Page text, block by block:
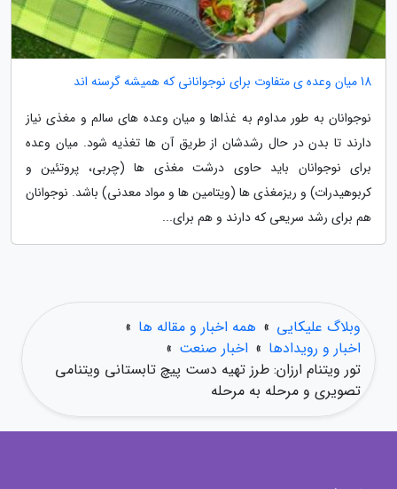
18 میان وعده ی متفاوت برای نوجوانانی که همیشه گرسنه اند
نوجوانان به طور مداوم به غذاها و میان وعده های سالم و مغذی نیاز
دارند تا بدن در حال رشدشان از طریق آن ها تغذیه شود. میان وعده
برای نوجوانان باید حاوی درشت مغذی ها (چربی، پروتئین و
کربوهیدرات) و ریزمغذی ها (ویتامین ها و مواد معدنی) باشد. نوجوانان
هم برای رشد سریعی که دارند و هم برای...
وبلاگ علیکایی » همه اخبار و مقاله ها »
اخبار و رویدادها » اخبار صنعت »
تور ویتنام ارزان: طرز تهیه دست پیچ تابستانی ویتنامی
تصویری و مرحله به مرحله